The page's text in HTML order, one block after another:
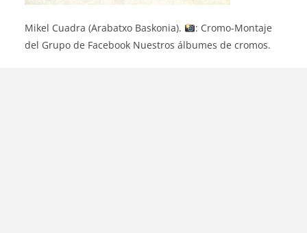
Mikel Cuadra (Arabatxo Baskonia).
: Cromo-Montaje
del Grupo de Facebook Nuestros álbumes de cromos.